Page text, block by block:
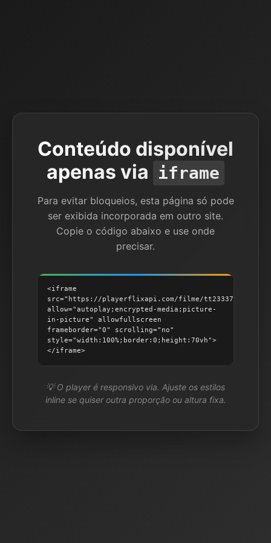
Conteúdo disponível
apenas via iframe
Para evitar bloqueios, esta página só pode
ser exibida incorporada em outro site.
Copie o código abaixo e use onde
precisar.
<iframe
src="https://playerflixapi.com/filme/tt2333784"
allow="autoplay;encrypted-media;picture-
in-picture" allowfullscreen
frameborder="0" scrolling="no"
style="width:100%;border:0;height:70vh">
</iframe>
💡 O player é responsivo via. Ajuste os estilos
inline se quiser outra proporção ou altura fixa.